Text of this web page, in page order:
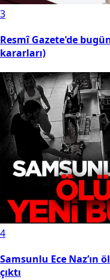
3
Resmî Gazete'de
kararları)
4
Samsunlu Ece
çıktı